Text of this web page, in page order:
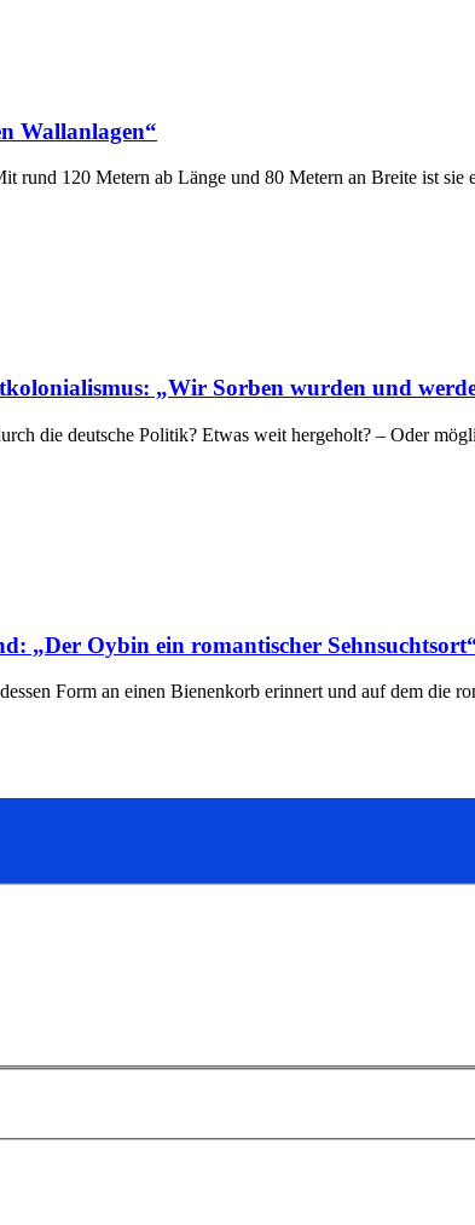
Wallanlagen“
rund 120 Metern ab Länge und 80 Metern an Breite ist sie
„Wir Sorben wurden und
die deutsche Politik? Etwas weit hergeholt? – Oder
„Der Oybin ein romantischer
Form an einen Bienenkorb erinnert und auf dem die